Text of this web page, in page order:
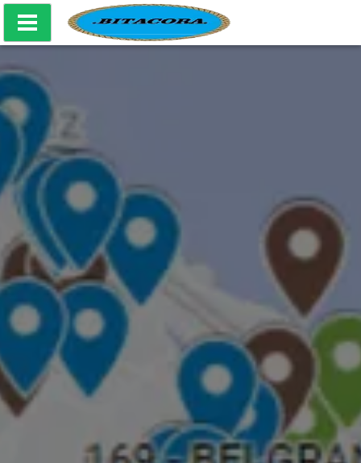
Bitácora Producciones Culturales - Mapa Naval CABA